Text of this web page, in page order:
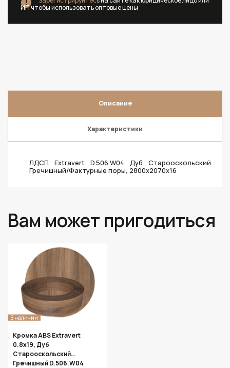
ИП чтобы использовать оптовые цены
Описание
Характеристики
ЛДСП Extravert D.506.W04 Дуб Старооскольский
Гречишный/Фактурные поры, 2800х2070х16
Вам может пригодиться
В наличии
Кромка ABS Extravert
0.8х19, Дуб
Старооскольский
Гречишный D.506.W04